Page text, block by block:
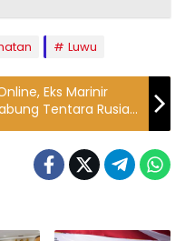
Luwu
Eks Marinir
Tentara Rusia
WNI